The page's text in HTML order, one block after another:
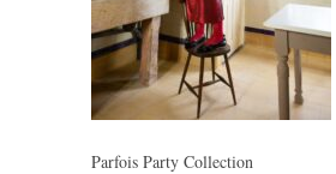
Parfois Party Collection